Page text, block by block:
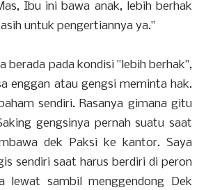
Ibu ini bawa anak, lebih berhak
untuk pengertiannya ya."
berada pada kondisi "lebih berhak",
enggan atau gengsi meminta hak.
sendiri. Rasanya gimana gitu
gengsinya pernah suatu saat
dek Paksi ke kantor. Saya
sendiri saat harus berdiri di peron
lewat sambil menggendong Dek